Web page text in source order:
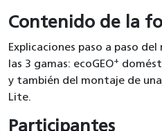
Contenido de la
Explicaciones paso a paso
las 3 gamas: ecoGEO+
y también del montaje de
Lite.
Participantes